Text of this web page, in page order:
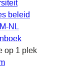
beleid
NL
op 1 plek